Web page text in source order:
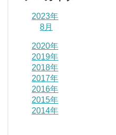
2023年
8月
2020年
2019年
2018年
2017年
2016年
2015年
2014年